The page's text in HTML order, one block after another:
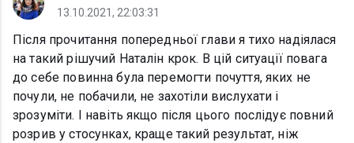
13.10.2021, 22:03:31
Після прочитання попередньої глави я тихо надіялася
на такий рішучий Наталін крок. В цій ситуації повага
до себе повинна була перемогти почуття, яких не
почули, не побачили, не захотіли вислухати і
зрозуміти. І навіть якщо після цього послідує повний
розрив у стосунках, краще такий результат, ніж